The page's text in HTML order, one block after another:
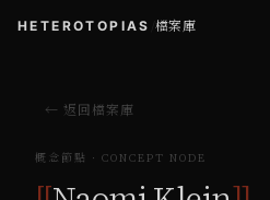
HETEROTOPIAS 檔案庫
← 返回檔案庫
概念節點 · CONCEPT NODE